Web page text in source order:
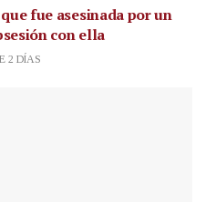
fue asesinada por un
con ella
2 DÍAS